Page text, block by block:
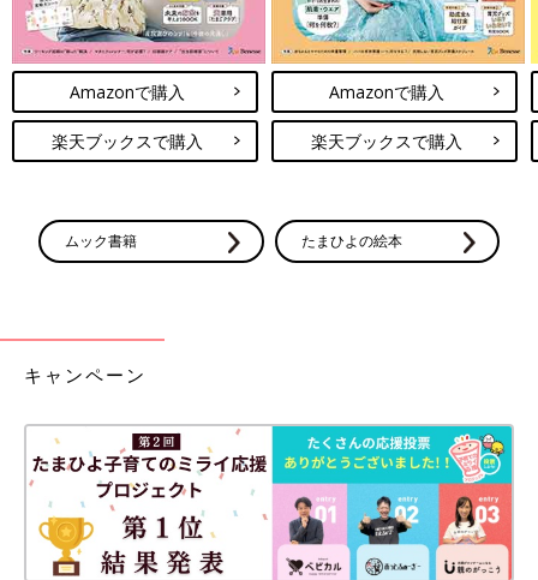
Amazonで購入
楽天ブックスで購入
Amazonで購入
楽天ブックスで購入
ムック書籍 たまひよの絵本
キャンペーン